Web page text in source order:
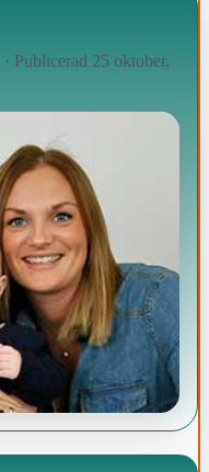
· Publicerad 25 oktober,